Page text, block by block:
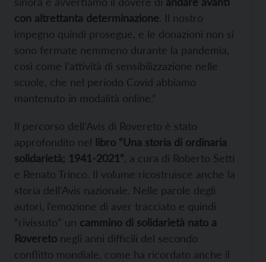
con altrettanta determinazione. Il nostro
impegno quindi prosegue, e le donazioni non si
sono fermate nemmeno durante la pandemia,
così come l’attività di sensibilizzazione nelle
scuole, che nel periodo Covid abbiamo
mantenuto in modalità online.”
Il percorso dell’Avis di Rovereto è stato
approfondito nel libro “Una storia di ordinaria
solidarietà; 1941-2021” , a cura di Roberto Setti
e Renato Trinco. Il volume ricostruisce anche la
storia dell’Avis nazionale. Nelle parole degli
autori, l’emozione di aver tracciato e quindi
“rivissuto” un cammino di solidarietà nato a
Rovereto negli anni difficili del secondo
conflitto mondiale, come ha ricordato anche il